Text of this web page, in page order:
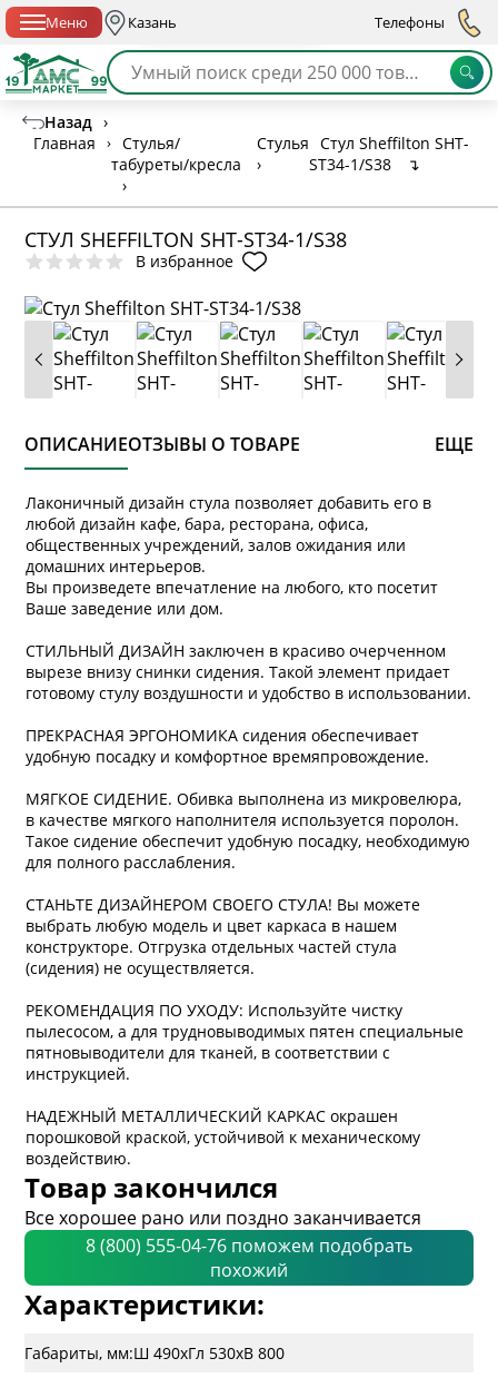
Меню Казань Телефоны
Назад ›
Главная
› Стулья/
табуреты/кресла
›
Стулья
›
Стул Sheffilton SHT-
ST34-1/S38
↴
СТУЛ SHEFFILTON SHT-ST34-1/S38
В избранное
ОПИСАНИЕОТЗЫВЫ О ТОВАРЕ ЕЩЕ
Лаконичный дизайн cтула позволяет добавить его в
любой дизайн кафе, бара, ресторана, офиса,
общественных учреждений, залов ожидания или
домашних интерьеров.
Вы произведете впечатление на любого, кто посетит
Ваше заведение или дом.
СТИЛЬНЫЙ ДИЗАЙН заключен в красиво очерченном
вырезе внизу снинки сидения. Такой элемент придает
готовому стулу воздушности и удобство в использовании.
ПРЕКРАСНАЯ ЭРГОНОМИКА сидения обеспечивает
удобную посадку и комфортное времяпровождение.
МЯГКОЕ СИДЕНИЕ. Обивка выполнена из микровелюра,
в качестве мягкого наполнителя используется поролон.
Такое сидение обеспечит удобную посадку, необходимую
для полного расслабления.
СТАНЬТЕ ДИЗАЙНЕРОМ СВОЕГО СТУЛА! Вы можете
выбрать любую модель и цвет каркаса в нашем
конструкторе. Отгрузка отдельных частей стула
(сидения) не осуществляется.
РЕКОМЕНДАЦИЯ ПО УХОДУ: Используйте чистку
пылесосом, а для трудновыводимых пятен специальные
пятновыводители для тканей, в соответствии с
инструкцией.
НАДЕЖНЫЙ МЕТАЛЛИЧЕСКИЙ КАРКАС окрашен
порошковой краской, устойчивой к механическому
воздействию.
Товар закончился
Все хорошее рано или поздно заканчивается
8 (800) 555-04-76 поможем подобрать
похожий
Характеристики:
Габариты, мм:Ш 490xГл 530xВ 800